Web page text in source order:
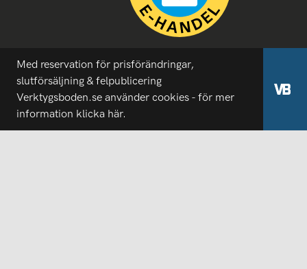
Med reservation för prisförändringar,
slutförsäljning & felpublicering
Verktygsboden.se använder cookies - för mer
information klicka här.